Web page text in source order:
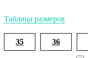
Таблица размеров
35 36